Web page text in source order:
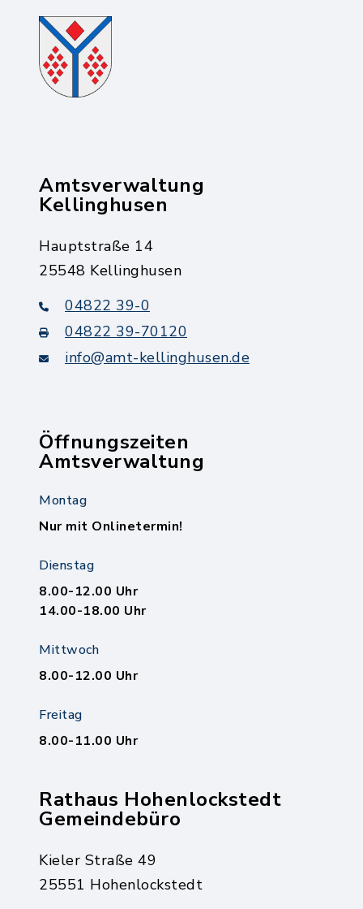
Amtsverwaltung
Kellinghusen
Hauptstraße 14
25548 Kellinghusen
04822 39-0
04822 39-70120
info@amt-kellinghusen.de
Öffnungszeiten
Amtsverwaltung
Montag
Nur mit Onlinetermin!
Dienstag
8.00-12.00 Uhr
14.00-18.00 Uhr
Mittwoch
8.00-12.00 Uhr
Freitag
8.00-11.00 Uhr
Rathaus Hohenlockstedt
Gemeindebüro
Kieler Straße 49
25551 Hohenlockstedt